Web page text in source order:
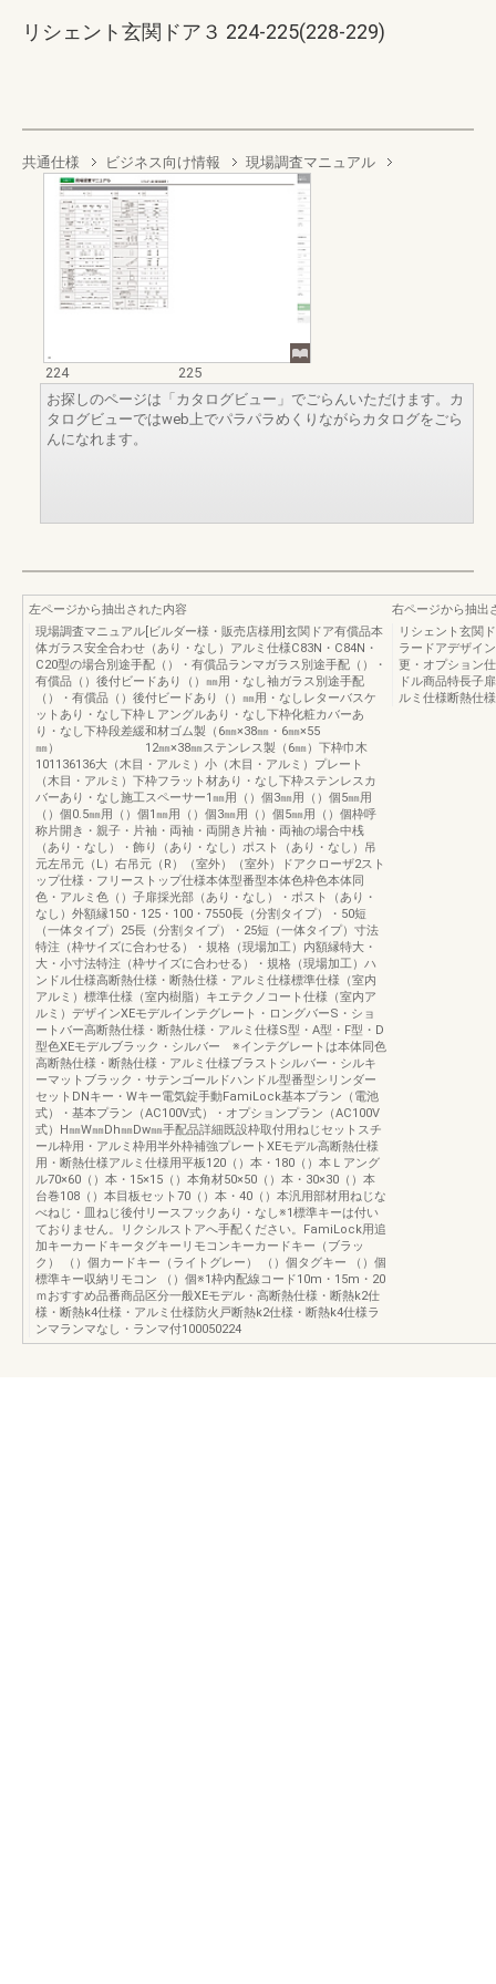
リシェント玄関ドア３ 224-225(228-229)
共通仕様 ビジネス向け情報 現場調査マニュアル
224
225
お探しのページは「カタログビュー」でごらんいただけます。カ
タログビューではweb上でパラパラめくりながらカタログをごら
んになれます。
左ページから抽出された内容
現場調査マニュアル[ビルダー様・販売店様用]玄関ドア有償品本
体ガラス安全合わせ（あり・なし）アルミ仕様C83N・C84N・
C20型の場合別途手配（）・有償品ランマガラス別途手配（）・
有償品（）後付ビードあり（）㎜用・なし袖ガラス別途手配
（）・有償品（）後付ビードあり（）㎜用・なしレターバスケ
ットあり・なし下枠Ｌアングルあり・なし下枠化粧カバーあ
り・なし下枠段差緩和材ゴム製（6㎜×38㎜・6㎜×55
㎜） 12㎜×38㎜ステンレス製（6㎜）下枠巾木
101136136大（木目・アルミ）小（木目・アルミ）プレート
（木目・アルミ）下枠フラット材あり・なし下枠ステンレスカ
バーあり・なし施工スペーサー1㎜用（）個3㎜用（）個5㎜用
（）個0.5㎜用（）個1㎜用（）個3㎜用（）個5㎜用（）個枠呼
称片開き・親子・片袖・両袖・両開き片袖・両袖の場合中桟
（あり・なし）・飾り（あり・なし）ポスト（あり・なし）吊
元左吊元（L）右吊元（R）（室外）（室外）ドアクローザ2スト
ップ仕様・フリーストップ仕様本体型番型本体色枠色本体同
色・アルミ色（）子扉採光部（あり・なし）・ポスト（あり・
なし）外額縁150・125・100・7550長（分割タイプ）・50短
（一体タイプ）25長（分割タイプ）・25短（一体タイプ）寸法
特注（枠サイズに合わせる）・規格（現場加工）内額縁特大・
大・小寸法特注（枠サイズに合わせる）・規格（現場加工）ハ
ンドル仕様高断熱仕様・断熱仕様・アルミ仕様標準仕様（室内
アルミ）標準仕様（室内樹脂）キエテクノコート仕様（室内ア
ルミ）デザインXEモデルインテグレート・ロングバーS・ショ
ートバー高断熱仕様・断熱仕様・アルミ仕様S型・A型・F型・D
型色XEモデルブラック・シルバー ※インテグレートは本体同色
高断熱仕様・断熱仕様・アルミ仕様ブラストシルバー・シルキ
ーマットブラック・サテンゴールドハンドル型番型シリンダー
セットDNキー・Wキー電気錠手動FamiLock基本プラン（電池
式）・基本プラン（AC100V式）・オプションプラン（AC100V
式）H㎜W㎜Dh㎜Dw㎜手配品詳細既設枠取付用ねじセットスチ
ール枠用・アルミ枠用半外枠補強プレートXEモデル高断熱仕様
用・断熱仕様アルミ仕様用平板120（）本・180（）本Ｌアング
ル70×60（）本・15×15（）本角材50×50（）本・30×30（）本
台巻108（）本目板セット70（）本・40（）本汎用部材用ねじな
べねじ・皿ねじ後付リースフックあり・なし※1標準キーは付い
ておりません。リクシルストアへ手配ください。FamiLock用追
加キーカードキータグキーリモコンキーカードキー（ブラッ
ク） （）個カードキー（ライトグレー） （）個タグキー （）個
標準キー収納リモコン （）個※1枠内配線コード10m・15m・20
ｍおすすめ品番商品区分一般XEモデル・高断熱仕様・断熱k2仕
様・断熱k4仕様・アルミ仕様防火戸断熱k2仕様・断熱k4仕様ラ
ンマランマなし・ランマ付100050224
右ページから抽出
リシェント玄関
ラードアデザイ
更・オプション
ドル商品特長子
ルミ仕様断熱仕